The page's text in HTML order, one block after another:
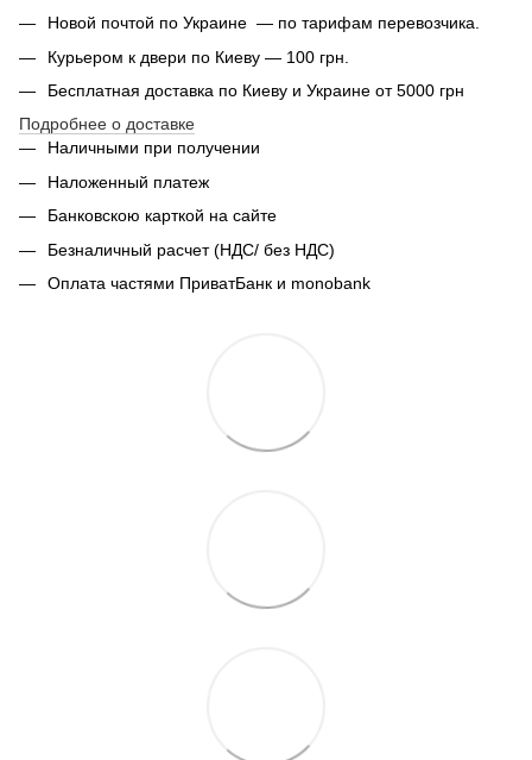
Новой почтой по Украине — по тарифам перевозчика.
Курьером к двери по Киеву — 100 грн.
Бесплатная доставка по Киеву и Украине от 5000 грн
Подробнее о доставке
Наличными при получении
Наложенный платеж
Банковскою карткой на сайте
Безналичный расчет (НДС/ без НДС)
Оплата частями ПриватБанк и monobank